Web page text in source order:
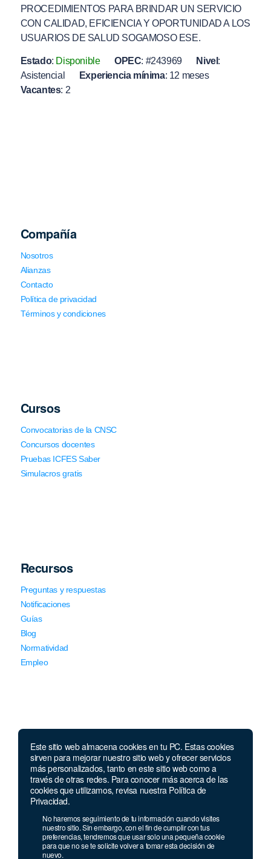
Este sitio web almacena cookies en tu PC. Estas cookies
sirven para mejorar nuestro sitio web y ofrecer servicios
más personalizados, tanto en este sitio web como a
través de otras redes. Para conocer más acerca de las
cookies que utilizamos, revisa nuestra Política de
Privacidad.
No haremos seguimiento de tu información cuando visites
nuestro sitio. Sin embargo, con el fin de cumplir con tus
preferencias, tendremos que usar solo una pequeña cookie
para que no se te solicite volver a tomar esta decisión de
nuevo.
PROCEDIMIENTOS PARA BRINDAR UN SERVICIO
CON CALIDAD, EFICIENCIA Y OPORTUNIDAD A LOS
USUARIOS DE SALUD SOGAMOSO ESE.
Estado: Disponible OPEC: #243969 Nivel :
Asistencial
Experiencia mínima: 12 meses
Vacantes: 2
Compañía
Nosotros
Alianzas
Contacto
Política de privacidad
Términos y condiciones
Cursos
Convocatorias de la CNSC
Concursos docentes
Pruebas ICFES Saber
Simulacros gratis
Recursos
Preguntas y respuestas
Notificaciones
Guías
Blog
Normatividad
Empleo
Llámanos
Lunes a jueves de 7 a.m.
a 5:00 p.m. Viernes de
7 a.m. a 4 p.m. Sábados de 8 a.m. a 2 p.m.
Celular y Whatsapp:333 033 40 39
Bogotá:381 92 69